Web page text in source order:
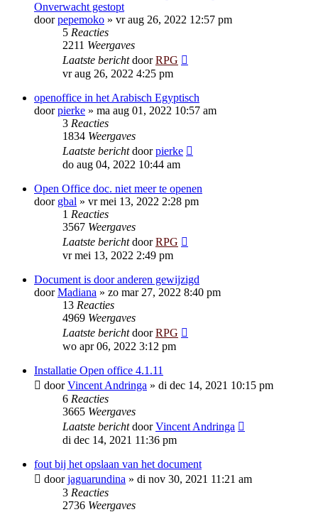
Onverwacht gestopt
doorpepemoko » vr aug 26, 2022 12:57 pm
5 Reacties
2211 Weergaves
Laatste berichtdoorRPG
vr aug 26, 2022 4:25 pm
openoffice in het Arabisch Egyptisch
doorpierke » ma aug 01, 2022 10:57 am
3 Reacties
1834 Weergaves
Laatste berichtdoorpierke
do aug 04, 2022 10:44 am
Open Office doc. niet meer te openen
door gbal » vr mei 13, 2022 2:28 pm
1 Reacties
3567 Weergaves
Laatste berichtdoorRPG
vr mei 13, 2022 2:49 pm
Document is door anderen gewijzigd
doorMadiana » zo mar 27, 2022 8:40 pm
13 Reacties
4969 Weergaves
Laatste berichtdoorRPG
wo apr 06, 2022 3:12 pm
Installatie Open office 4.1.11
doorVincent Andringa » di dec 14, 2021 10:15 pm
6 Reacties
3665 Weergaves
Laatste berichtdoorVincent Andringa
di dec 14, 2021 11:36 pm
fout bij het opslaan van het document
doorjaguarundina » di nov 30, 2021 11:21 am
3 Reacties
2736 Weergaves